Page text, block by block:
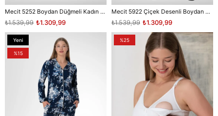
Mecit 5252 Boydan Düğmeli Kadın Pijama Takımı
₺1.309,99
₺1.539,99
Mecit 5922 Çiçek Desenli Boydan Düğmeli Kadın Pijama Takımı
₺1.309,99
₺1.539,99
Yeni
Ürün
%15
%25